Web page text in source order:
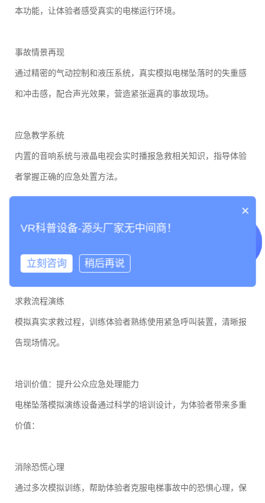
本功能，让体验者感受真实的电梯运行环境。
事故情景再现
通过精密的气动控制和液压系统，真实模拟电梯坠落时的失重感
和冲击感，配合声光效果，营造紧张逼真的事故现场。
应急教学系统
内置的音响系统与液晶电视会实时播报急救相关知识，指导体验
者掌握正确的应急处置方法。
势，最大限度减少伤害。
求救流程演练
模拟真实求救过程，训练体验者熟练使用紧急呼叫装置，清晰报
告现场情况。
培训价值：提升公众应急处理能力
电梯坠落模拟演练设备通过科学的培训设计，为体验者带来多重
价值：
消除恐慌心理
通过多次模拟训练，帮助体验者克服电梯事故中的恐惧心理，保
×
VR科普设备-源头厂家无中间商！
立刻咨询 稍后再说